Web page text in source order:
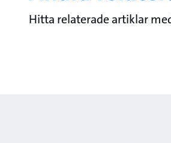
Hitta relaterade artiklar